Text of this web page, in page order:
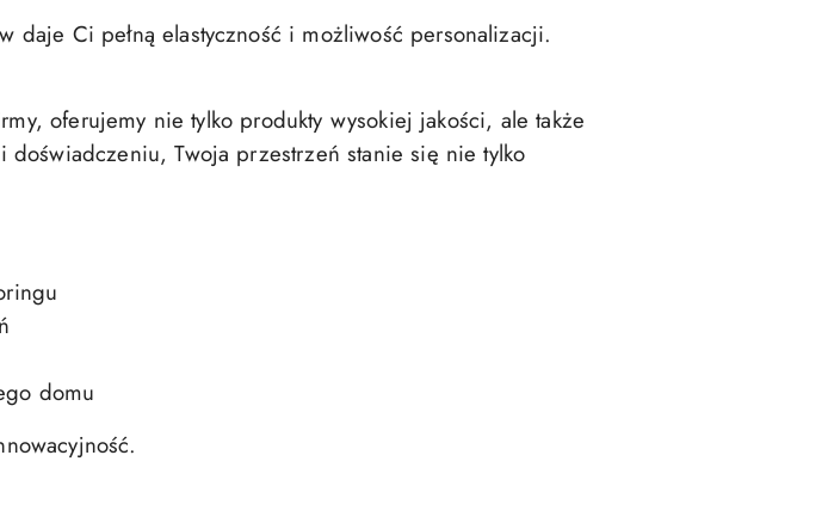
daje Ci pełną elastyczność i możliwość personalizacji.
oferujemy nie tylko produkty wysokiej jakości, ale także
Twoja przestrzeń stanie się nie tylko
domu